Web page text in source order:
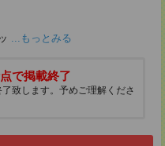
...もっとみる
で掲載終了
致します。予めご理解くださ